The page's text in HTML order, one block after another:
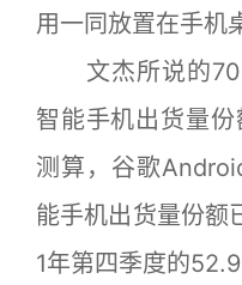
用一同放置在手机
文杰所说的
智能手机出货量
测算，谷歌
能手机出货量份额
1年第四季度的